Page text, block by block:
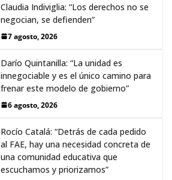
Claudia Indiviglia: “Los derechos no se
negocian, se defienden”
7 agosto, 2026
Darío Quintanilla: “La unidad es
innegociable y es el único camino para
frenar este modelo de gobierno”
6 agosto, 2026
Rocío Catalá: “Detrás de cada pedido
al FAE, hay una necesidad concreta de
una comunidad educativa que
escuchamos y priorizamos”